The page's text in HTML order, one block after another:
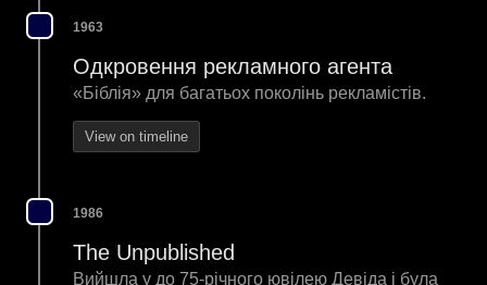
1963
Одкровення рекламного агента
«Біблія» для багатьох поколінь рекламістів.
View on timeline
1986
The Unpublished
Вийшла у до 75-річного ювілею Девіда і була